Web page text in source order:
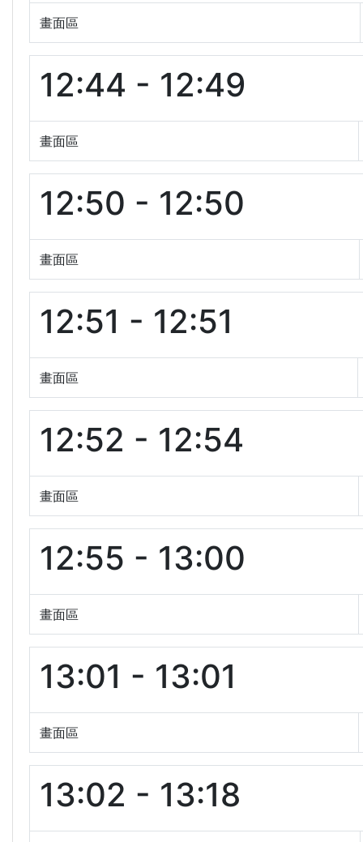
畫面區
12:44 - 12:49
畫面區
12:50 - 12:50
畫面區
12:51 - 12:51
畫面區
12:52 - 12:54
畫面區
12:55 - 13:00
畫面區
13:01 - 13:01
畫面區
13:02 - 13:18